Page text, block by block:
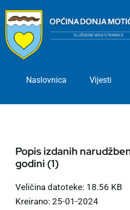
content
Naslovnica Vijesti
Popis izdanih
godini (1)
Veličina datoteke: 18.56 KB
Kreirano: 25-01-2024